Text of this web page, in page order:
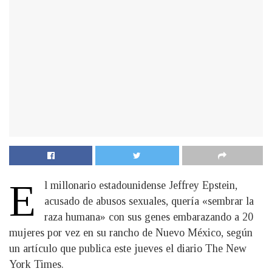
E
l millonario estadounidense Jeffrey Epstein,
acusado de abusos sexuales, quería «sembrar la
raza humana» con sus genes embarazando a 20
mujeres por vez en su rancho de Nuevo México, según
un artículo que publica este jueves el diario The New
York Times.